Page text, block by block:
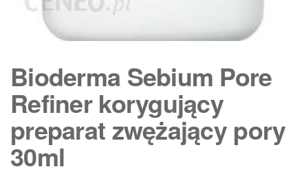
Bioderma Sebium Pore
Refiner korygujący
preparat zwężający pory
30ml